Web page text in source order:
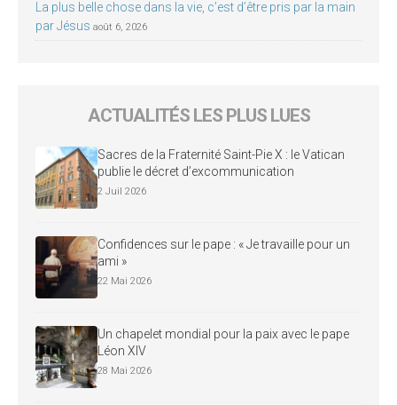
La plus belle chose dans la vie, c’est d’être pris par la main
par Jésus août 6, 2026
ACTUALITÉS LES PLUS LUES
Sacres de la Fraternité Saint-Pie X : le Vatican
publie le décret d’excommunication
2 Juil 2026
Confidences sur le pape : « Je travaille pour un
ami »
22 Mai 2026
Un chapelet mondial pour la paix avec le pape
Léon XIV
28 Mai 2026